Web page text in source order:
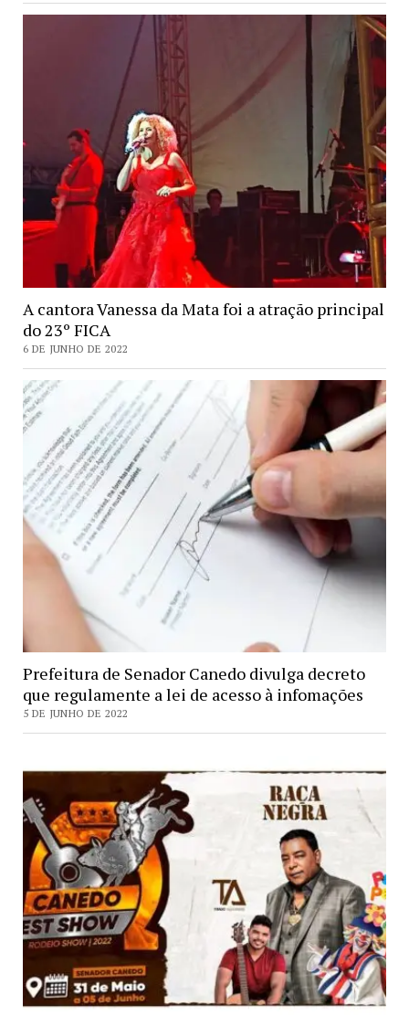
A cantora Vanessa da Mata foi a atração principal
do 23º FICA
6 DE JUNHO DE 2022
Prefeitura de Senador Canedo divulga decreto
que regulamente a lei de acesso à infomações
5 DE JUNHO DE 2022